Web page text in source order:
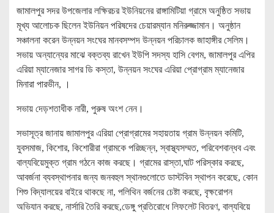
জামালপুর সদর উপজেলার লক্ষিরচর ইউনিয়নের রাঙ্গামিটিয়া গ্রামে অনুষ্ঠিত সভায়
মূখ্য আলোচক ছিলেন ইউনিয়ন পরিষদের চেয়ারম্যান মনিরুজ্জামান। অনুষ্ঠান
সঞ্চালনা করেন উন্নয়ন সংঘের মানবসম্পদ উন্নয়ন পরিচালক জাহাঙ্গীর সেলিম।
সভায় অন্যান্যের মাঝে বক্তব্য রাখেন ইউপি সদস্য হাসি বেগম, জামালপুর এপির
এরিয়া ম্যানেজার সাগর ডি কস্তা, উন্নয়ন সংঘের এরিয়া প্রোগ্রাম ম্যানেজার
মিনারা পারভীন, ।
সভায় দেড়শতাধীক নারী, পুরুষ অংশ নেন।
সভাসূত্র জানায় জামালপুর এরিয়া প্রোগ্রামের সহায়তায় গ্রাম উন্নয়ন কমিটি,
যুবসমাজ, কিশোর, কিশোরীরা গ্রামকে পরিচ্ছন্ন, স্বাস্থ্যসম্মত, পরিবেশবান্ধব এবং
বাল্যবিয়েমুক্ত গ্রাম গঠনে কাজ করছে। গ্রামের রাস্তা,ঘাট পরিস্কার করছে,
আবর্জনা ব্যবস্থাপনার জন্য জনবহুল স্থানগুলোতে ডাস্টবিন স্থাপন করেছে, কোন
শিশু বিদ্যালয়ের বাইরে থাকছে না, পলিথিন বর্জনের চেষ্টা করছে, বৃক্ষরোপন
অভিযান করছে, নার্সারি তৈরি করছে,ডেঙ্গু প্রতিরোধে লিফলেট বিতরণ, বাল্যবিয়ে